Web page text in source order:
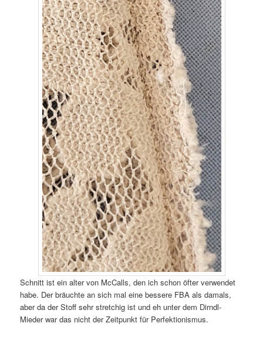
Schnitt ist ein alter von McCalls, den ich schon öfter verwendet
habe. Der bräuchte an sich mal eine bessere FBA als damals,
aber da der Stoff sehr stretchig ist und eh unter dem Dirndl-
Mieder war das nicht der Zeitpunkt für Perfektionismus.